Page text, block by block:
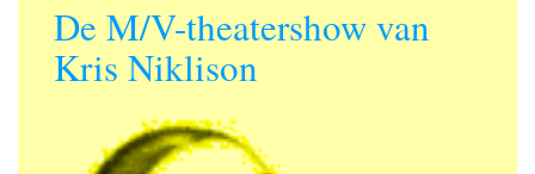
De M/V-theatershow van
Kris Niklison